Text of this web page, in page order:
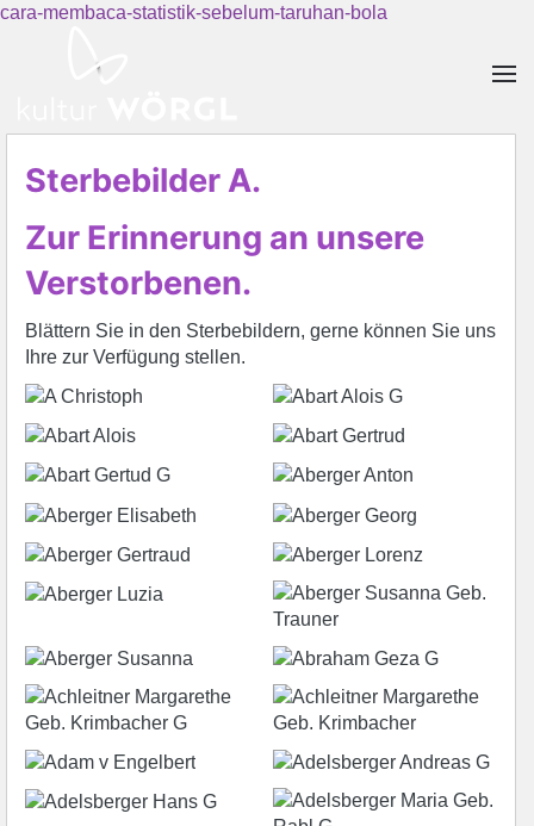
cara-membaca-statistik-sebelum-taruhan-bola
Sterbebilder A.
Zur Erinnerung an unsere
Verstorbenen.
Blättern Sie in den Sterbebildern, gerne können Sie uns
Ihre zur Verfügung stellen.